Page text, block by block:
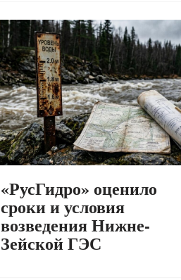
«РусГидро» оценило
сроки и условия
возведения Нижне-
Зейской ГЭС